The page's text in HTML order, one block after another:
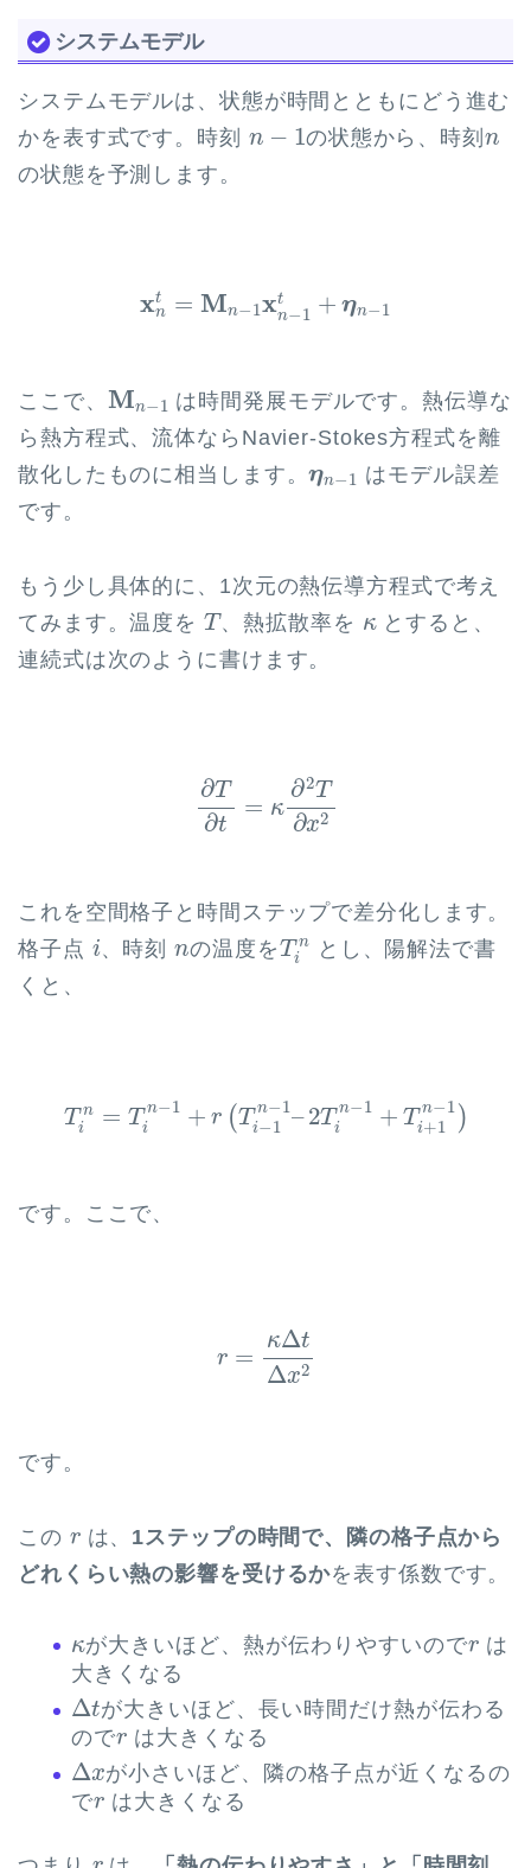
システムモデル
システムモデルは、状態が時間とともにどう進む
かを表す式です。時刻 n − 1
n の状態から、時刻n
n
の状態を予測します。
xt
n = Mn−1xt
n−1 + ηn−1
n M n n− +
ここで、 Mn−1
Mn
は時間発展モデルです。熱伝導な
ら熱方程式、流体ならNavier-Stokes方程式を離
散化したものに相当します。ηn−1
ηn −1 はモデル誤差
です。
もう少し具体的に、1次元の熱伝導方程式で考え
てみます。温度を T
T、熱拡散率を κ
κとすると、
連続式は次のように書けます。
∂T
∂t
= κ
∂2T
∂x2
T∂t T∂x2
これを空間格子と時間ステップで差分化します。
格子点 i
i、時刻n
nの温度をT n
i
Tin とし、陽解法で書
くと、
T n
i
= T n−1
i + r (T n−1
i−1 –2T n−1
i + T n−1
i+1 )
Tin n−1+ −1n−1 2Tin−1 Ti+1n−
です。ここで、
r =
κΔt
Δx2
tΔx 2
です。
この r
rは、 1ステップの時間で、隣の格子点から
どれくらい熱の影響を受けるかを表す係数です。
κ
κが大きいほど、熱が伝わりやすいのでr
r は
大きくなる
Δt
Δ
が大きいほど、長い時間だけ熱が伝わる
のでr
r は大きくなる
Δx
Δ x が小さいほど、隣の格子点が近くなるの
でr
r は大きくなる
r